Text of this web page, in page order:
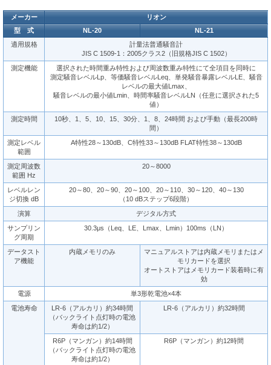
メーカー
リオン
型 式
NL-20
NL-21
適用規格
計量法普通騒音計
JIS C 1509-1：2005クラス2（旧規格JIS C 1502）
測定機能
選択された時間重み特性および周波数重み特性にて全項目を同時に
測定騒音レベルLp、等価騒音レベルLeq、単発騒音暴露レベルLE、騒音
レベルの最大値Lmax、
騒音レベルの最小値Lmin、時間率騒音レベルLN（任意に選択された5
値）
測定時間
10秒、1、5、10、15、30分、1、8、24時間 および手動（最長200時
間）
測定レベル
範囲
A特性28～130dB、C特性33～130dB FLAT特性38～130dB
測定周波数
範囲 Hz
20～8000
レベルレン
ジ切換 dB
20～80、20～90、20～100、20～110、30～120、40～130
（10 dBステップ6段階）
演算
デジタル方式
サンプリン
グ周期
30.3μs（Leq、LE、Lmax、Lmin）100ms（LN）
データスト
ア機能
内蔵メモリのみ
マニュアルストアは内蔵メモリまたはメ
モリカードを選択
オートストアはメモリカード装着時に有
効
電源
単3形乾電池×4本
電池寿命
LR-6（アルカリ）約34時間
（バックライト点灯時の電池
寿命は約1/2）
LR-6（アルカリ）約32時間
R6P（マンガン）約14時間
（バックライト点灯時の電池
寿命は約1/2）
R6P（マンガン）約12時間